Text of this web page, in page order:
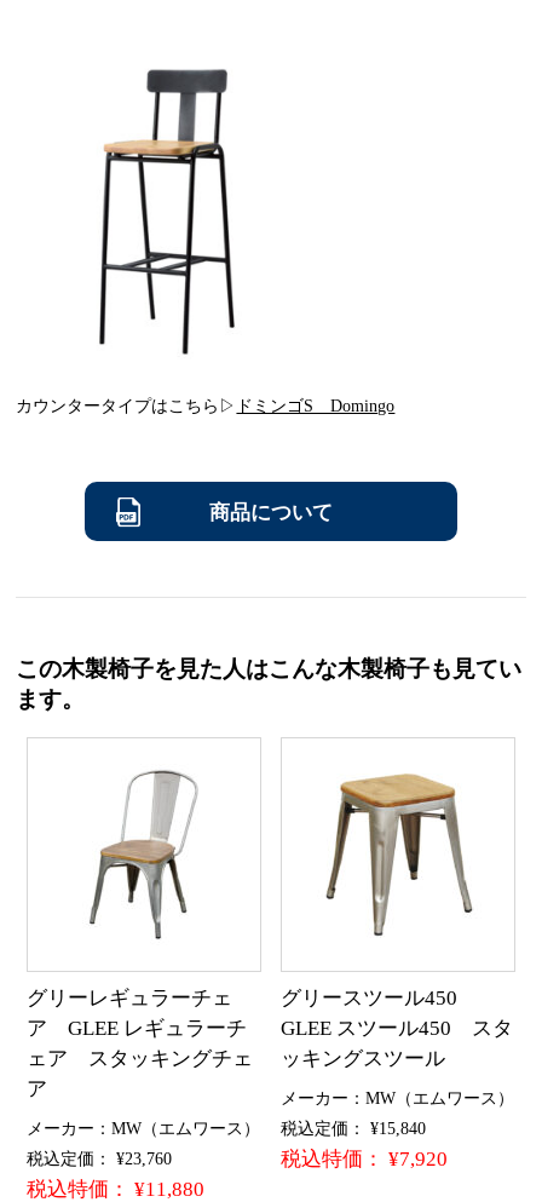
カウンタータイプはこちら▷ ドミンゴS Domingo
商品について
この木製椅子を見た人はこんな木製椅子も見てい
ます。
グリーレギュラーチェ
ア GLEE レギュラーチ
ェア スタッキングチェ
ア
メーカー：MW（エムワース）
税込定価： ¥23,760
税込特価： ¥11,880
グリースツール450
GLEE スツール450 スタ
ッキングスツール
メーカー：MW（エムワース）
税込定価： ¥15,840
税込特価： ¥7,920